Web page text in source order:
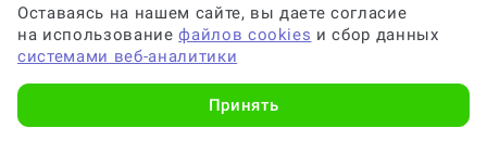
Оставаясь на нашем сайте, вы даете согласие
на использованиефайлов cookies и сбор данных
системами веб-аналитики
Принять